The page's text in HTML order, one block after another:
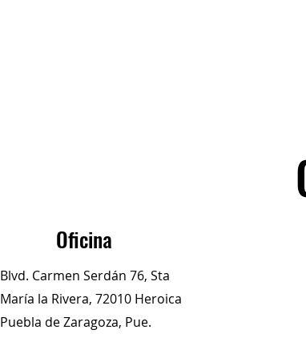
Oficina
Blvd. Carmen Serdán 76, Sta
María la Rivera, 72010 Heroica
Puebla de Zaragoza, Pue.